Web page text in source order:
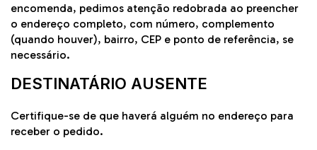
encomenda, pedimos atenção redobrada ao preencher
o endereço completo, com número, complemento
(quando houver), bairro, CEP e ponto de referência, se
necessário.
DESTINATÁRIO AUSENTE
Certifique-se de que haverá alguém no endereço para
receber o pedido.